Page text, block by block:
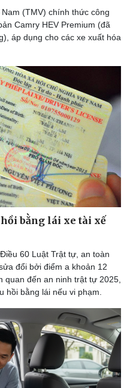
Đời sống
Nhà đẹp
Blog
Tình yêu - Gia đình
(TMV) chính thức công
Camry HEV Premium (đã
áp dụng cho các xe xuất hóa
bằng lái xe tài xế
60 Luật Trật tự, an toàn
đổi bởi điểm a khoản 12
đến an ninh trật tự 2025,
bằng lái nếu vi phạm.